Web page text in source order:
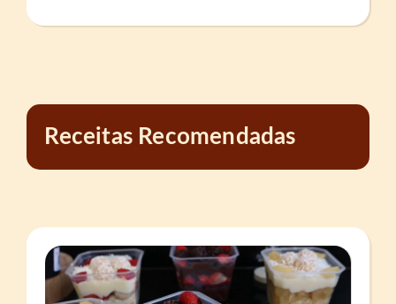
Receitas Recomendadas